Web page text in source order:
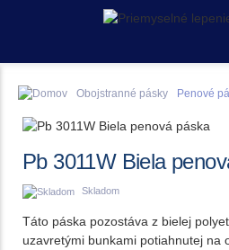
Obojstranné pásky Penové
Pb 3011W Biela
Skladom
Táto páska pozostáva z bielej
uzavretými bunkami potiahnutej na